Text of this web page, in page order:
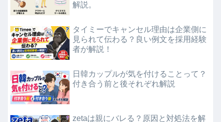
解説。
タイミーでキャンセル理由は企業側に
見られて伝わる？良い例文を採用経験
者が解説！
日韓カップルが気を付けることって？
付き合う前と後それぞれ解説
zetaは親にバレる？原因と対処法を解